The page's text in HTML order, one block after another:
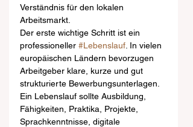
Verständnis für den lokalen
Arbeitsmarkt.
Der erste wichtige Schritt ist ein
professioneller #Lebenslauf . In vielen
europäischen Ländern bevorzugen
Arbeitgeber klare, kurze und gut
strukturierte Bewerbungsunterlagen.
Ein Lebenslauf sollte Ausbildung,
Fähigkeiten, Praktika, Projekte,
Sprachkenntnisse, digitale